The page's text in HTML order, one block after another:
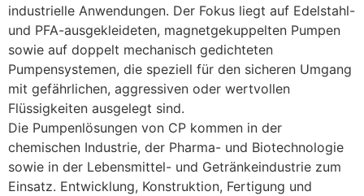
industrielle Anwendungen. Der Fokus liegt auf Edelstahl-
und PFA-ausgekleideten, magnetgekuppelten Pumpen
sowie auf doppelt mechanisch gedichteten
Pumpensystemen, die speziell für den sicheren Umgang
mit gefährlichen, aggressiven oder wertvollen
Flüssigkeiten ausgelegt sind.
Die Pumpenlösungen von CP kommen in der
chemischen Industrie, der Pharma- und Biotechnologie
sowie in der Lebensmittel- und Getränkeindustrie zum
Einsatz. Entwicklung, Konstruktion, Fertigung und